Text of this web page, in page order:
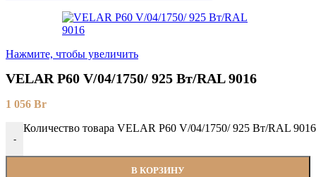
Нажмите, чтобы увеличить
VELAR P60 V/04/1750/ 925 Bт/RAL 9016
1 056 Br
-
Количество товара VELAR P60 V/04/1750/ 925 Bт/RAL 9016
В КОРЗИНУ